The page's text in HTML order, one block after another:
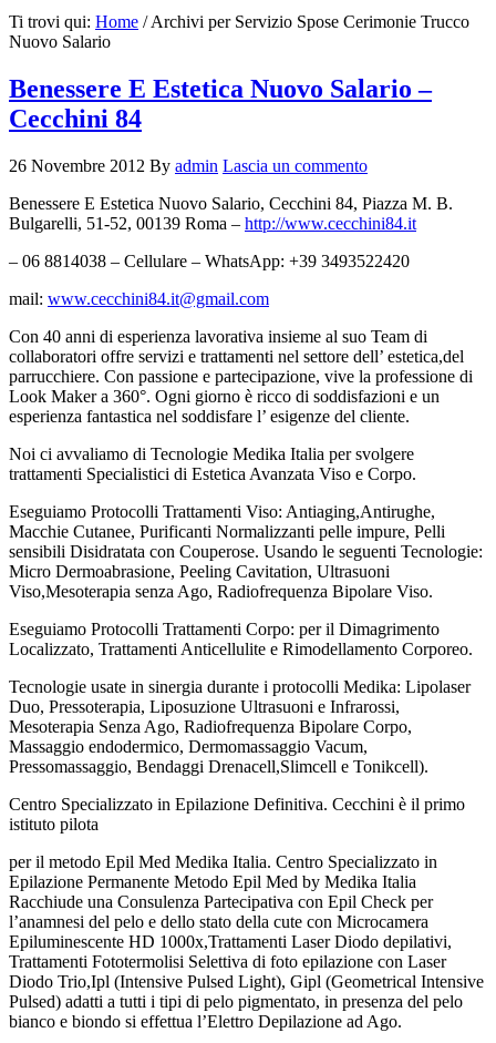
Ti trovi qui: Home /Archivi per Servizio Spose Cerimonie Trucco
Nuovo Salario
Benessere E Estetica Nuovo Salario –
Cecchini 84
26 Novembre 2012 By admin Lascia un commento
Benessere E Estetica Nuovo Salario, Cecchini 84, Piazza M. B.
Bulgarelli, 51-52, 00139 Roma – http://www.cecchini84.it
– 06 8814038 – Cellulare – WhatsApp: +39 3493522420
mail: www.cecchini84.it@gmail.com
Con 40 anni di esperienza lavorativa insieme al suo Team di
collaboratori offre servizi e trattamenti nel settore dell’ estetica,del
parrucchiere. Con passione e partecipazione, vive la professione di
Look Maker a 360°. Ogni giorno è ricco di soddisfazioni e un
esperienza fantastica nel soddisfare l’ esigenze del cliente.
Noi ci avvaliamo di Tecnologie Medika Italia per svolgere
trattamenti Specialistici di Estetica Avanzata Viso e Corpo.
Eseguiamo Protocolli Trattamenti Viso: Antiaging,Antirughe,
Macchie Cutanee, Purificanti Normalizzanti pelle impure, Pelli
sensibili Disidratata con Couperose. Usando le seguenti Tecnologie:
Micro Dermoabrasione, Peeling Cavitation, Ultrasuoni
Viso,Mesoterapia senza Ago, Radiofrequenza Bipolare Viso.
Eseguiamo Protocolli Trattamenti Corpo: per il Dimagrimento
Localizzato, Trattamenti Anticellulite e Rimodellamento Corporeo.
Tecnologie usate in sinergia durante i protocolli Medika: Lipolaser
Duo, Pressoterapia, Liposuzione Ultrasuoni e Infrarossi,
Mesoterapia Senza Ago, Radiofrequenza Bipolare Corpo,
Massaggio endodermico, Dermomassaggio Vacum,
Pressomassaggio, Bendaggi Drenacell,Slimcell e Tonikcell).
Centro Specializzato in Epilazione Definitiva. Cecchini è il primo
istituto pilota
per il metodo Epil Med Medika Italia. Centro Specializzato in
Epilazione Permanente Metodo Epil Med by Medika Italia
Racchiude una Consulenza Partecipativa con Epil Check per
l’anamnesi del pelo e dello stato della cute con Microcamera
Epiluminescente HD 1000x,Trattamenti Laser Diodo depilativi,
Trattamenti Fototermolisi Selettiva di foto epilazione con Laser
Diodo Trio,Ipl (Intensive Pulsed Light), Gipl (Geometrical Intensive
Pulsed) adatti a tutti i tipi di pelo pigmentato, in presenza del pelo
bianco e biondo si effettua l’Elettro Depilazione ad Ago.